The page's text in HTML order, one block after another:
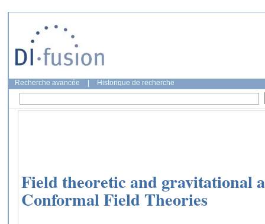
Recherche avancée Historique de recherche
Field theoretic and gravitational
Conformal Field Theories